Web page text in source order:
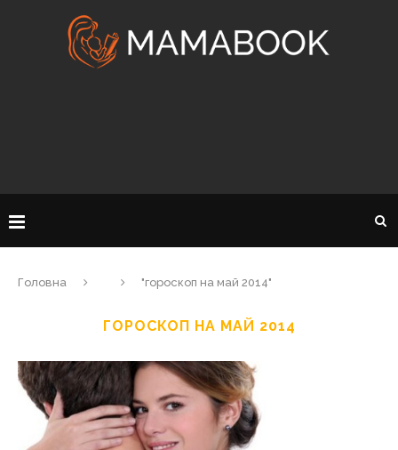
Головна "гороскоп на май 2014"
ГОРОСКОП НА МАЙ 2014